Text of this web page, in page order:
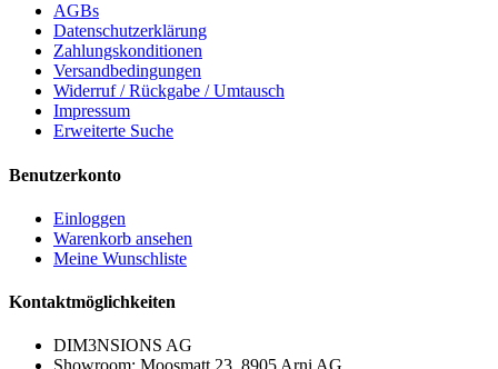
AGBs
Datenschutzerklärung
Zahlungskonditionen
Versandbedingungen
Widerruf / Rückgabe / Umtausch
Impressum
Erweiterte Suche
Benutzerkonto
Einloggen
Warenkorb ansehen
Meine Wunschliste
Kontaktmöglichkeiten
DIM3NSIONS AG